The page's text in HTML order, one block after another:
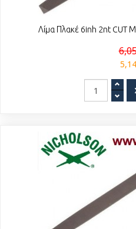
Λίμα Πλακέ 6inh 2nt CUT